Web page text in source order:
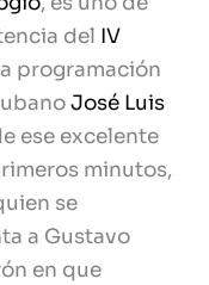
del IV
programación
José Luis
ese excelente
minutos,
se
a Gustavo
en que